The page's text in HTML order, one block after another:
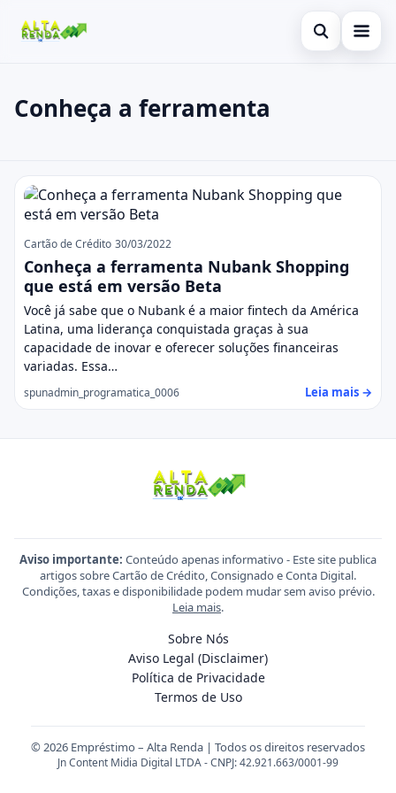
Abrir busca
Cartão de Crédito
Conta Digital
Empréstimo
Finanças
Imóvel
Legal
Buscar no site
Pressione Enter para buscar ou ESC para fechar.
Conheça a ferramenta
Conheça a ferramenta
Cartão de Crédito 30/03/2022
Conheça a ferramenta Nubank Shopping
que está em versão Beta
Você já sabe que o Nubank é a maior fintech da América
Latina, uma liderança conquistada graças à sua
capacidade de inovar e oferecer soluções financeiras
variadas. Essa…
spunadmin_programatica_0006 Leia mais →
Aviso importante: Conteúdo apenas informativo - Este site publica
artigos sobre Cartão de Crédito, Consignado e Conta Digital.
Condições, taxas e disponibilidade podem mudar sem aviso prévio.
Leia mais.
Sobre Nós
Aviso Legal (Disclaimer)
Política de Privacidade
Termos de Uso
© 2026 Empréstimo – Alta Renda | Todos os direitos reservados
Jn Content Midia Digital LTDA - CNPJ: 42.921.663/0001-99